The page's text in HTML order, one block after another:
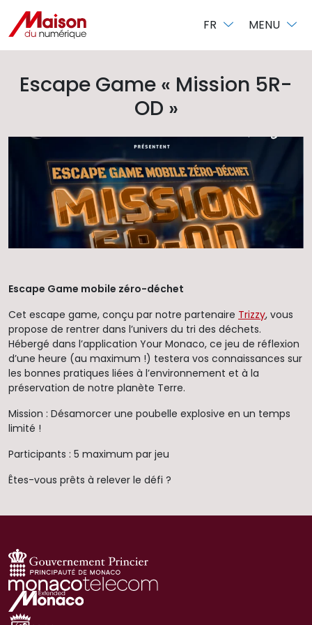
FR MENU
Escape Game « Mission 5R-
OD »
Escape Game mobile zéro-déchet
Cet escape game, conçu par notre partenaire Trizzy, vous
propose de rentrer dans l’univers du tri des déchets.
Hébergé dans l’application Your Monaco, ce jeu de réflexion
d’une heure (au maximum !) testera vos connaissances sur
les bonnes pratiques liées à l’environnement et à la
préservation de notre planète Terre.
Mission : Désamorcer une poubelle explosive en un temps
limité !
Participants : 5 maximum par jeu
Êtes-vous prêts à relever le défi ?